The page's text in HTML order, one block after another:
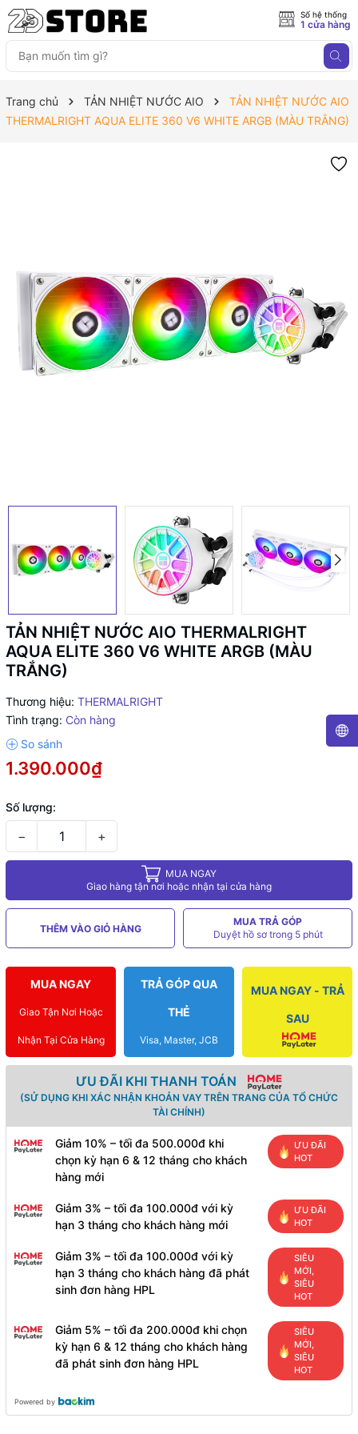
Số hệ thống
1 cửa hàng
Trang chủ TẢN NHIỆT NƯỚC AIO
TẢN NHIỆT NƯỚC AIO
THERMALRIGHT AQUA ELITE 360 V6 WHITE ARGB (MÀU TRẮNG)
TẢN NHIỆT NƯỚC AIO THERMALRIGHT
AQUA ELITE 360 V6 WHITE ARGB (MÀU
TRẮNG)
Thương hiệu: THERMALRIGHT
Tình trạng: Còn hàng
1.390.000₫
Số lượng:
− +
MUA NGAY
Giao hàng tận nơi hoặc nhận tại cửa hàng
THÊM VÀO GIỎ HÀNG
MUA TRẢ GÓP
Duyệt hồ sơ trong 5 phút
MUA NGAY
Giao Tận Nơi Hoặc
Nhận Tại Cửa Hàng
TRẢ GÓP QUA
THẺ
Visa, Master, JCB
MUA NGAY - TRẢ
SAU
ƯU ĐÃI KHI THANH TOÁN
(SỬ DỤNG KHI XÁC NHẬN KHOẢN VAY TRÊN TRANG CỦA TỔ CHỨC
TÀI CHÍNH)
Giảm 10% – tối đa 500.000đ khi
chọn kỳ hạn 6 & 12 tháng cho khách
hàng mới
ƯU ĐÃI
HOT
Giảm 3% – tối đa 100.000đ với kỳ
hạn 3 tháng cho khách hàng mới
ƯU ĐÃI
HOT
Giảm 3% – tối đa 100.000đ với kỳ
hạn 3 tháng cho khách hàng đã phát
sinh đơn hàng HPL
SIÊU
MỚI,
SIÊU
HOT
Giảm 5% – tối đa 200.000đ khi chọn
kỳ hạn 6 & 12 tháng cho khách hàng
đã phát sinh đơn hàng HPL
SIÊU
MỚI,
SIÊU
HOT
Powered by